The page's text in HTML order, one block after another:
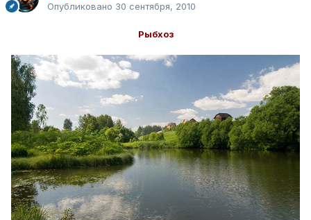
Опубликовано 30 сентября, 2010
Рыбхоз